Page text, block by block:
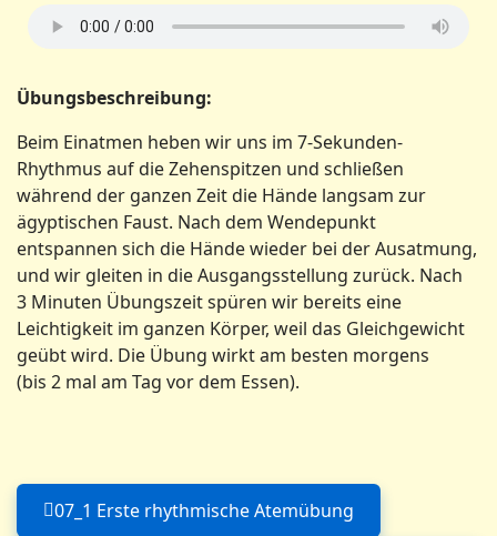
Übungsbeschreibung:
Beim Einatmen heben wir uns im 7‑Sekunden-
Rhythmus auf die Zehenspitzen und schließen
während der ganzen Zeit die Hände langsam zur
ägyptischen Faust. Nach dem Wendepunkt
entspannen sich die Hände wieder bei der Ausatmung,
und wir gleiten in die Ausgangsstellung zurück. Nach
3 Minuten Übungs­zeit spüren wir bereits eine
Leichtigkeit im ganzen Körper, weil das Gleichgewicht
geübt wird. Die Übung wirkt am besten morgens
(bis 2 mal am Tag vor dem Essen).
Vorheriger Beitrag: 07_1 Erste
07_1 Erste rhythmische Atemübung